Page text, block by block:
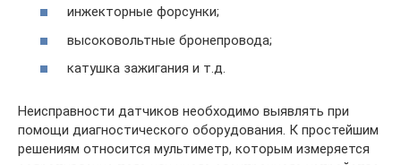
инжекторные форсунки;
высоковольтные бронепровода;
катушка зажигания и т.д.
Неисправности датчиков необходимо выявлять при
помощи диагностического оборудования. К простейшим
решениям относится мультиметр, которым измеряется